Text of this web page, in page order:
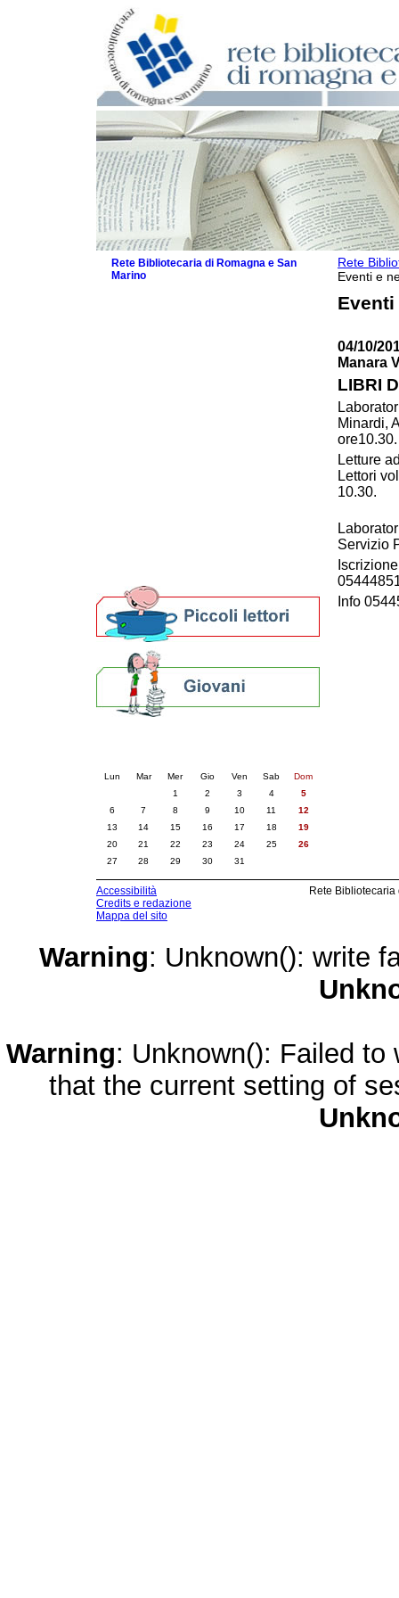
Rete
Eventi e
Eventi
04/10/
Manara
LIBRI
Minardi,
ore10.30.
Letture
Lettori
10.30.
Servizio
Info
Rete Bibliotecaria di Romagna e San
Marino
Lun Mar Mer Gio Ven Sab
Dom
1
2 3 4
5
6
7 8 9 10 11
12
13
14 15 16 17 18
19
20
21 22 23 24 25
26
27
28 29 30 31
Accessibilità
Credits e redazione
Mappa del sito
Rete
Warning: Unknown(): write
Warning: Unknown(): Failed
that the current setting of